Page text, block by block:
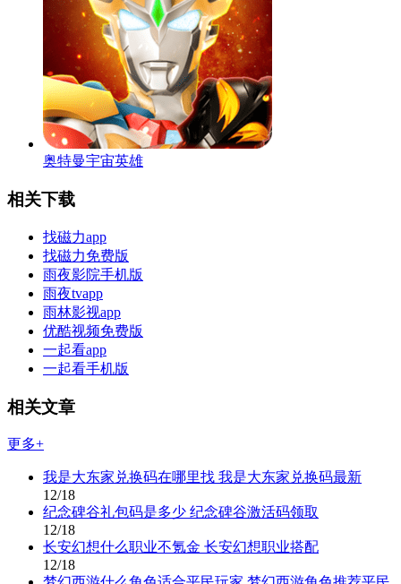
奥特曼宇宙英雄
相关下载
找磁力app
找磁力免费版
雨夜影院手机版
雨夜tvapp
雨林影视app
优酷视频免费版
一起看app
一起看手机版
相关文章
更多+
我是大东家兑换码在哪里找 我是大东家兑换码最新
12/18
纪念碑谷礼包码是多少 纪念碑谷激活码领取
12/18
长安幻想什么职业不氪金 长安幻想职业搭配
12/18